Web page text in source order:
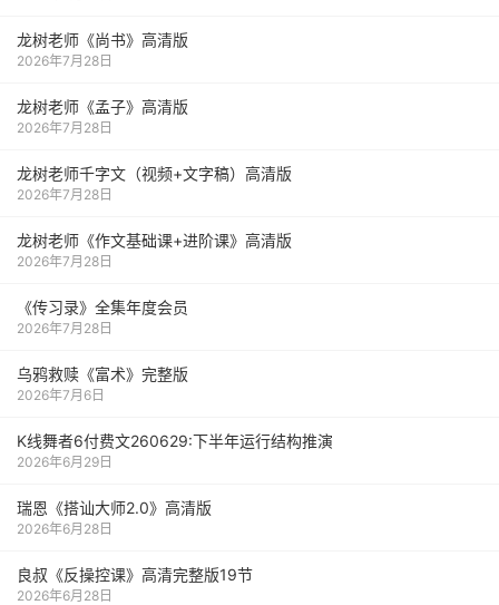
龙树老师《尚书》高清版
2026年7月28日
龙树老师《孟子》高清版
2026年7月28日
龙树老师千字文（视频+文字稿）高清版
2026年7月28日
龙树老师《作文基础课+进阶课》高清版
2026年7月28日
《传习录》全集年度会员
2026年7月28日
乌鸦救赎《富术》完整版
2026年7月6日
K线舞者6付费文260629:下半年运行结构推演
2026年6月29日
瑞恩《搭讪大师2.0》高清版
2026年6月28日
良叔《反操控课》高清完整版19节
2026年6月28日